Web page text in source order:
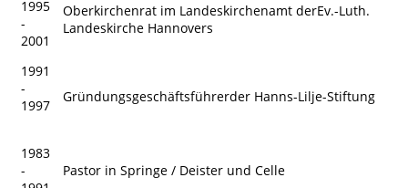
1995
-
2001
Oberkirchenrat im Landeskirchenamt derEv.-Luth.
Landeskirche Hannovers
1991
-
1997
Gründungsgeschäftsführerder Hanns-Lilje-Stiftung
1983
-
Pastor in Springe / Deister und Celle